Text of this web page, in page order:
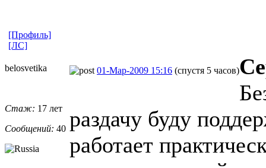
[Профиль]
[ЛС]
belosvetika
Стаж: 17 лет
Сообщений: 40
01-Мар-2009 15:16 (спустя 5 часов)
раздачу буду
работает